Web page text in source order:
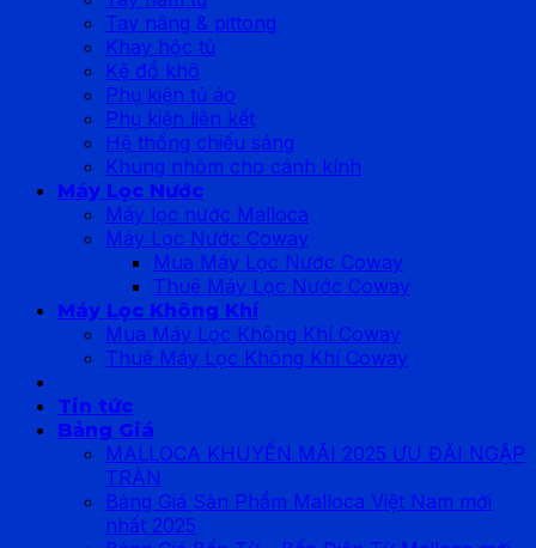
Tay nâng & pittong
Khay hộc tủ
Kệ đồ khô
Phụ kiện tủ áo
Phụ kiện liên kết
Hệ thống chiếu sáng
Khung nhôm cho cánh kính
Máy Lọc Nước
Máy lọc nước Malloca
Máy Lọc Nước Coway
Mua Máy Lọc Nước Coway
Thuê Máy Lọc Nước Coway
Máy Lọc Không Khí
Mua Máy Lọc Không Khí Coway
Thuê Máy Lọc Không Khí Coway
Tin tức
Bảng Giá
MALLOCA KHUYẾN MÃI 2025 ƯU ĐÃI NGẬP
TRÀN
Bảng Giá Sản Phẩm Malloca Việt Nam mới
nhất 2025